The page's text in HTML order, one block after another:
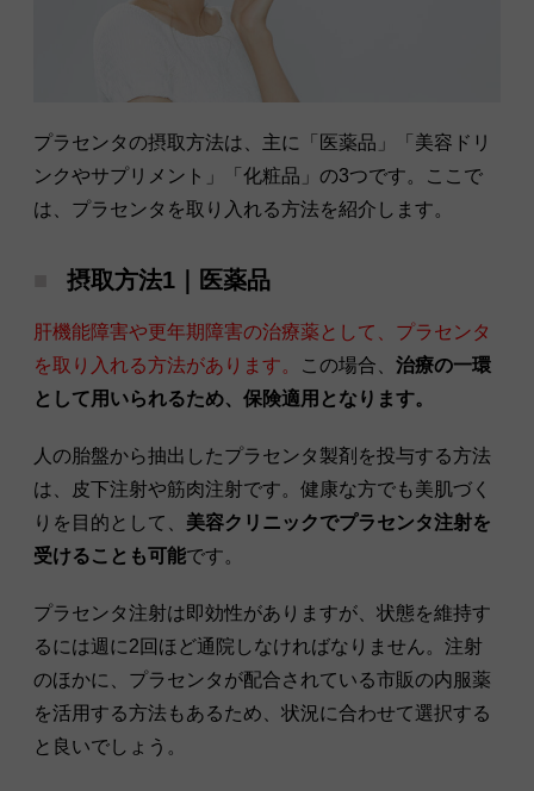
プラセンタの摂取方法は、主に「医薬品」「美容ドリ
ンクやサプリメント」「化粧品」の3つです。ここで
は、プラセンタを取り入れる方法を紹介します。
摂取方法1｜医薬品
肝機能障害や更年期障害の治療薬として、プラセンタ
を取り入れる方法があります。
この場合、 治療の一環
として用いられるため、保険適用となります。
人の胎盤から抽出したプラセンタ製剤を投与する方法
は、皮下注射や筋肉注射です。健康な方でも美肌づく
りを目的として、 美容クリニックでプラセンタ注射を
受けることも可能です。
プラセンタ注射は即効性がありますが、状態を維持す
るには週に2回ほど通院しなければなりません。注射
のほかに、プラセンタが配合されている市販の内服薬
を活用する方法もあるため、状況に合わせて選択する
と良いでしょう。